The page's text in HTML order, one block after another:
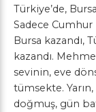
Türkiye’de,
Sadece Cumhur
Bursa kazandı,
kazandı.
sevinin, eve
tümsekte.
doğmuş, gün